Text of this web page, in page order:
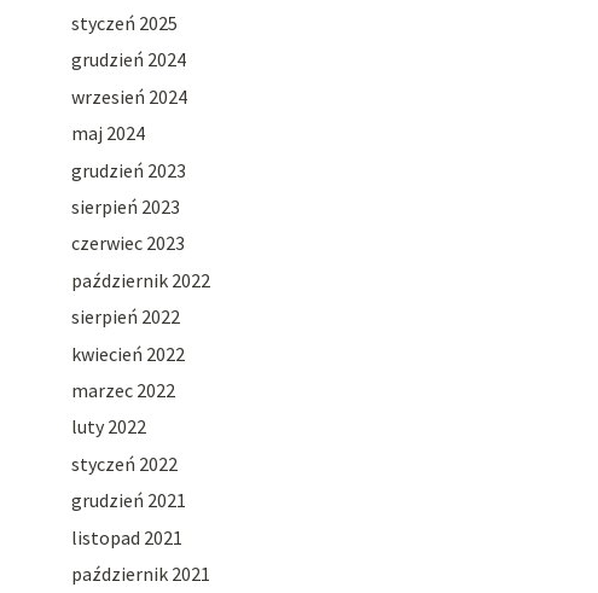
styczeń 2025
grudzień 2024
wrzesień 2024
maj 2024
grudzień 2023
sierpień 2023
czerwiec 2023
październik 2022
sierpień 2022
kwiecień 2022
marzec 2022
luty 2022
styczeń 2022
grudzień 2021
listopad 2021
październik 2021